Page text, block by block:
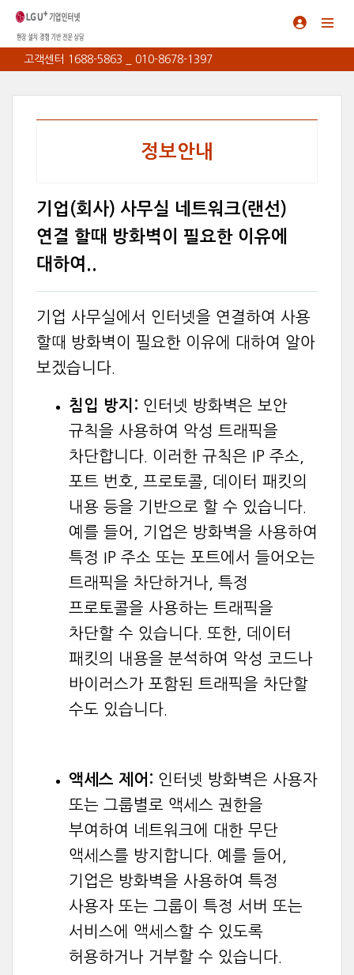
고객센터 1688-5863 _ 010-8678-1397
정보안내
기업(회사) 사무실 네트워크(랜선)
연결 할때 방화벽이 필요한 이유에
대하여..
기업 사무실에서 인터넷을 연결하여 사용
할때 방화벽이 필요한 이유에 대하여 알아
보겠습니다.
침입 방지: 인터넷 방화벽은 보안
규칙을 사용하여 악성 트래픽을
차단합니다. 이러한 규칙은 IP 주소,
포트 번호, 프로토콜, 데이터 패킷의
내용 등을 기반으로 할 수 있습니다.
예를 들어, 기업은 방화벽을 사용하여
특정 IP 주소 또는 포트에서 들어오는
트래픽을 차단하거나, 특정
프로토콜을 사용하는 트래픽을
차단할 수 있습니다. 또한, 데이터
패킷의 내용을 분석하여 악성 코드나
바이러스가 포함된 트래픽을 차단할
수도 있습니다.
액세스 제어: 인터넷 방화벽은 사용자
또는 그룹별로 액세스 권한을
부여하여 네트워크에 대한 무단
액세스를 방지합니다. 예를 들어,
기업은 방화벽을 사용하여 특정
사용자 또는 그룹이 특정 서버 또는
서비스에 액세스할 수 있도록
허용하거나 거부할 수 있습니다.